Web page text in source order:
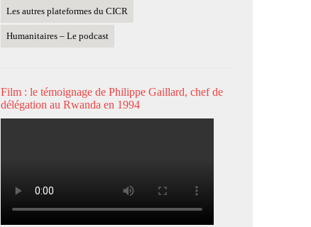
Les autres plateformes du CICR
Humanitaires – Le podcast
Film : le témoignage de Philippe Gaillard, chef de
délégation au Rwanda en 1994